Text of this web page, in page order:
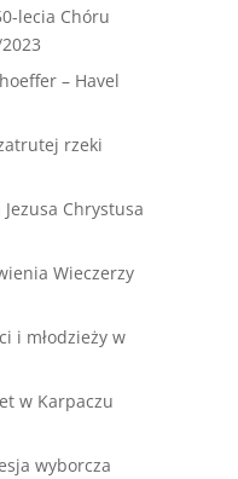
lecia Chóru
– Havel
rzeki
Chrystusa
Wieczerzy
i młodzieży w
w Karpaczu
wyborcza